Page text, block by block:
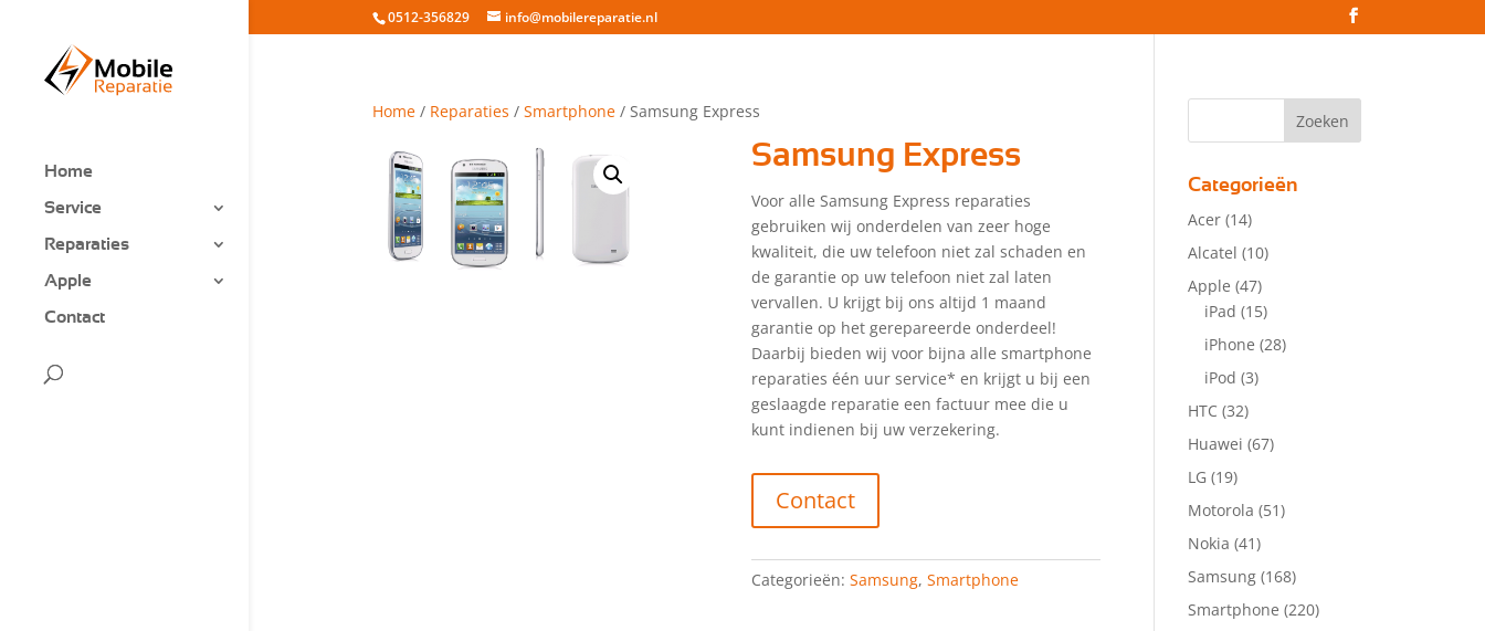
0512-356829 info@mobilereparatie.nl
Home
Service
Reparaties
Apple
Contact
Home/ Reparaties / Smartphone/ Samsung Express
Samsung Express
Voor alle Samsung Express reparaties
gebruiken wij onderdelen van zeer hoge
kwaliteit, die uw telefoon niet zal schaden en
de garantie op uw telefoon niet zal laten
vervallen. U krijgt bij ons altijd 1 maand
garantie op het gerepareerde onderdeel!
Daarbij bieden wij voor bijna alle smartphone
reparaties één uur service* en krijgt u bij een
geslaagde reparatie een factuur mee die u
kunt indienen bij uw verzekering.
Contact
Categorieën: Samsung, Smartphone
Categorieën
Acer (14)
Alcatel (10)
Apple (47)
iPad (15)
iPhone (28)
iPod (3)
HTC (32)
Huawei (67)
LG (19)
Motorola (51)
Nokia (41)
Samsung (168)
Smartphone (220)